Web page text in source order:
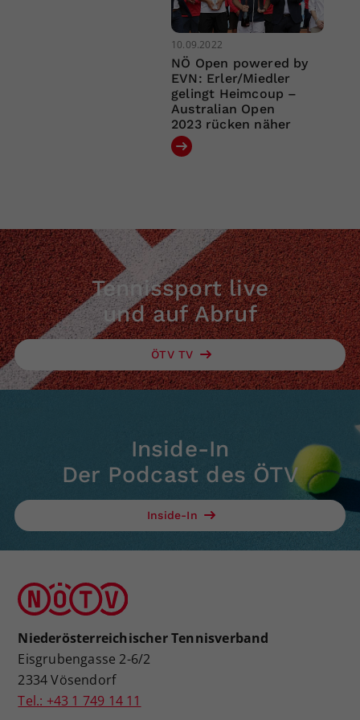
10.09.2022
NÖ Open powered by
EVN: Erler/Miedler
gelingt Heimcoup –
Australian Open
2023 rücken näher
Tennissport live
und auf Abruf
ÖTV TV
Inside-In
Der Podcast des ÖTV
Inside-In
Niederösterreichischer Tennisverband
Eisgrubengasse 2-6/2
2334 Vösendorf
Tel.: +43 1 749 14 11